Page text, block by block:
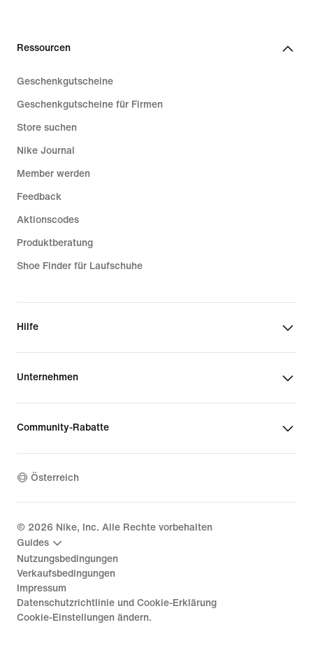
Ressourcen
Geschenkgutscheine
Geschenkgutscheine für Firmen
Store suchen
Nike Journal
Member werden
Feedback
Aktionscodes
Produktberatung
Shoe Finder für Laufschuhe
Hilfe
Unternehmen
Community-Rabatte
Österreich
© 2026 Nike, Inc. Alle Rechte vorbehalten
Guides
Nutzungsbedingungen
Verkaufsbedingungen
Impressum
Datenschutzrichtlinie und Cookie-Erklärung
Cookie-Einstellungen ändern.